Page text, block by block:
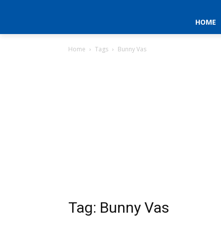
HOME
Home Tags Bunny Vas
Tag: Bunny Vas